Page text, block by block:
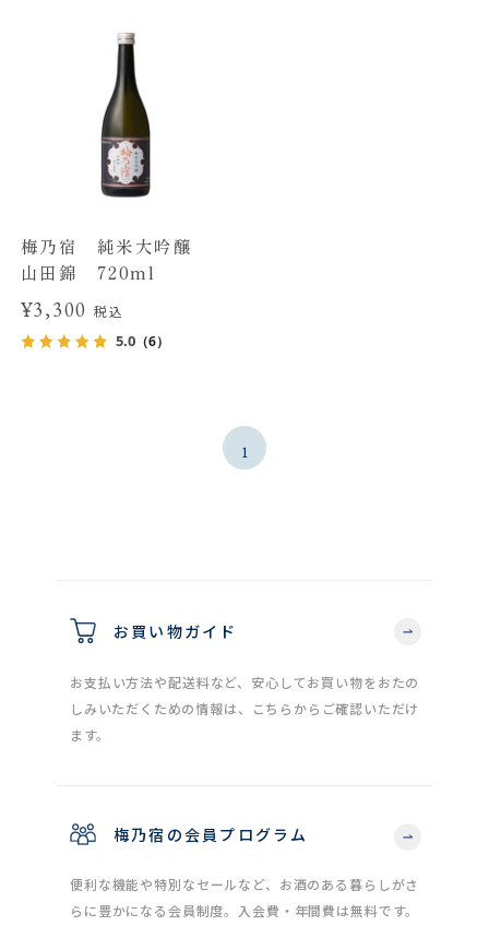
梅乃宿 純米大吟醸
山田錦 720ml
¥3,300税込
5.0（6）
1
お買い物ガイド
お支払い方法や配送料など、安心してお買い物をおたの
しみいただくための情報は、こちらからご確認いただけ
ます。
梅乃宿の会員プログラム
便利な機能や特別なセールなど、お酒のある暮らしがさ
らに豊かになる会員制度。入会費・年間費は無料です。